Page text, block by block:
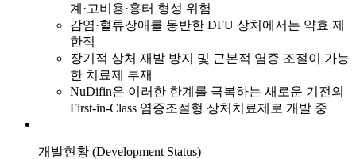
계·고비용·흉터 형성 위험
감염·혈류장애를 동반한 DFU 상처에서는 약효 제
한적
장기적 상처 재발 방지 및 근본적 염증 조절이 가능
한 치료제 부재
NuDifin은 이러한 한계를 극복하는 새로운 기전의
First-in-Class 염증조절형 상처치료제로 개발 중
개발현황 (Development Status)